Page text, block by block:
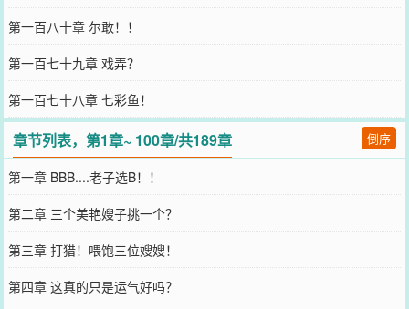
第一百八十章 尔敢！！
第一百七十九章 戏弄？
第一百七十八章 七彩鱼！
章节列表，第1章~ 100章/共189章 倒序
第一章 BBB....老子选B！！
第二章 三个美艳嫂子挑一个？
第三章 打猎！喂饱三位嫂嫂！
第四章 这真的只是运气好吗？